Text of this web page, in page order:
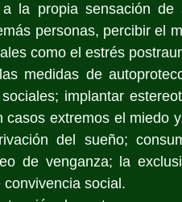
la propia sensación
personas, percibir el
como el estrés
medidas de
implantar
extremos el miedo
del sueño;
de venganza; la
social.